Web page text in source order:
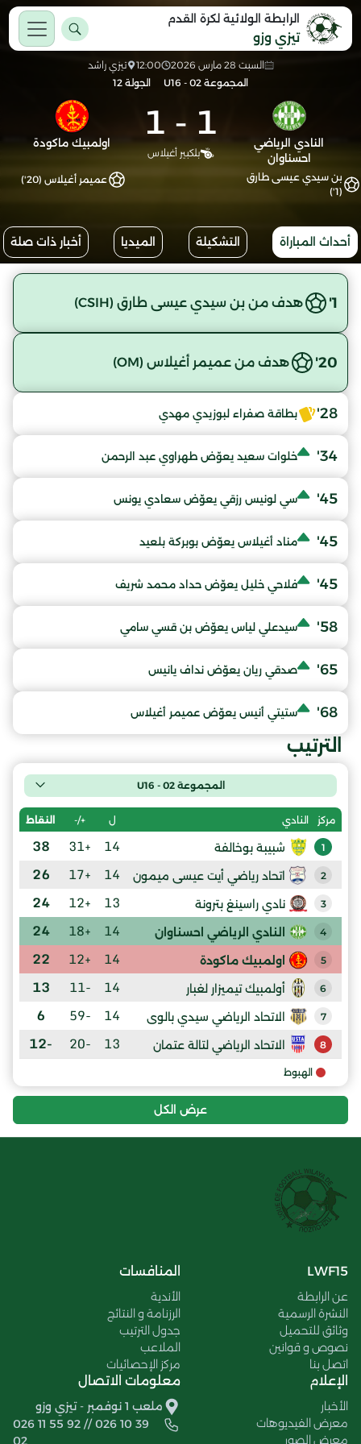
الرابطة الولائية لكرة القدم
تيزي وزو
السبت 28 مارس 2026 12:00
تيزي راشد
المجموعة 02 - U16
الجولة 12
النادي الرياضي
احسناوان
1
-
1
بلكبير أغيلاس
اولمبيك ماكودة
بن سيدي عيسى طارق
(1')
عميمر أغيلاس (20')
أحداث المباراة التشكيلة الميديا أخبار ذات صلة
1' هدف من بن سيدي عيسى طارق (CSIH)
20' هدف من عميمر أغيلاس (OM)
28' بطاقة صفراء لبوزيدي مهدي
34' خلوات سعيد يعوّض طهراوي عبد الرحمن
45' سي لونيس رزقي يعوّض سعادي يونس
45' مناد أغيلاس يعوّض بوبركة بلعيد
45' فلاحي خليل يعوّض حداد محمد شريف
58' سيدعلي لياس يعوّض بن قسي سامي
65' صدقي ريان يعوّض نداف يانيس
68' ستيتي أنيس يعوّض عميمر أغيلاس
الترتيب
المجموعة 02 - U16
مركز النادي ل +/- النقاط
1 شبيبة بوخالفة 14
+31
38
2 اتحاد رياضي أيت عيسى ميمون 14
+17
26
3 نادي راسينغ بترونة 13
+12
24
4 النادي الرياضي احسناوان 14
+18
24
5 اولمبيك ماكودة 14
+12
22
6 أولمبيك تيميزار لغبار 14
-11
13
7 الاتحاد الرياضي سيدي بالوى 14
-59
6
8 الاتحاد الرياضي لتالة عتمان 13
-20
-12
الهبوط
عرض الكل
LWF15
عن الرابطة
النشرة الرسمية
وثائق للتحميل
نصوص و قوانين
اتصل بنا
المنافسات
الأندية
الرزنامة و النتائج
جدول الترتيب
الملاعب
مركز الإحصائيات
الإعلام
الأخبار
معرض الفيديوهات
معرض الصور
معلومات الاتصال
ملعب 1 نوفمبر - تيزي وزو
026 11 55 92 // 026 10 39
02